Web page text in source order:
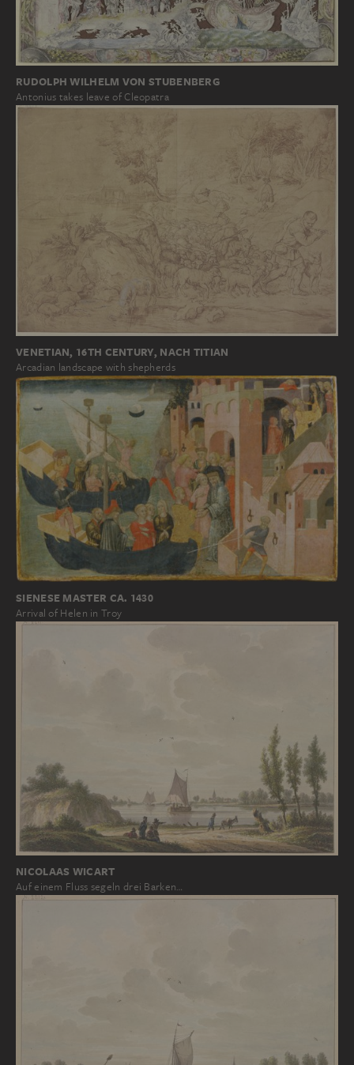
RUDOLPH WILHELM VON STUBENBERG
Antonius takes leave of Cleopatra
VENETIAN, 16TH CENTURY, NACH TITIAN
Arcadian landscape with shepherds
SIENESE MASTER CA. 1430
Arrival of Helen in Troy
NICOLAAS WICART
Auf einem Fluss segeln drei Barken…